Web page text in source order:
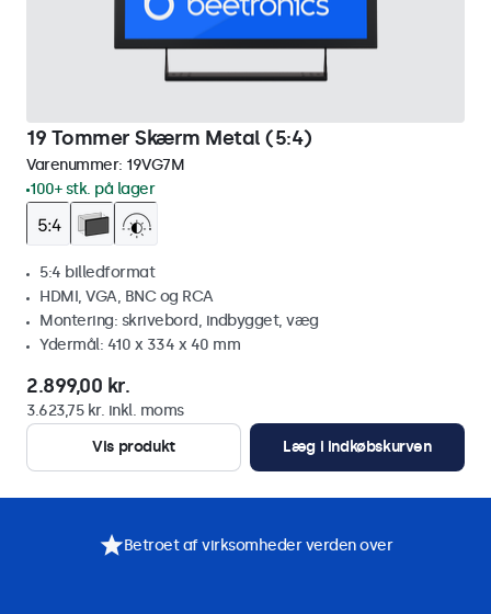
19 Tommer Skærm Metal (5:4)
Varenummer: 19VG7M
100+ stk. på lager
5:4 billedformat
HDMI, VGA, BNC og RCA
Montering: skrivebord, indbygget, væg
Ydermål: 410 x 334 x 40 mm
2.899,00 kr.
3.623,75 kr. inkl. moms
Vis produkt
Læg i indkøbskurven
Betroet af virksomheder verden over